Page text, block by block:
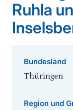
Ruhla
Bundesland
Thüringen
Region und